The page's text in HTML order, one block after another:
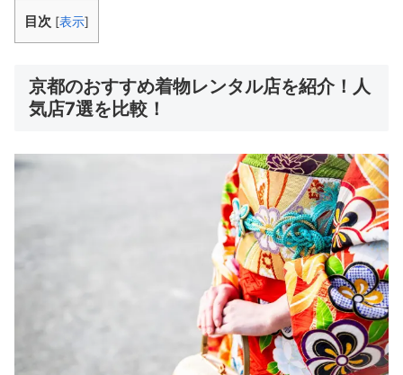
目次 [表示]
京都のおすすめ着物レンタル店を紹介！人
気店7選を比較！